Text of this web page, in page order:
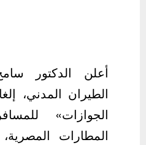
أعلن الدكتور
الطيران المدني،
الجوازات»
المطارات